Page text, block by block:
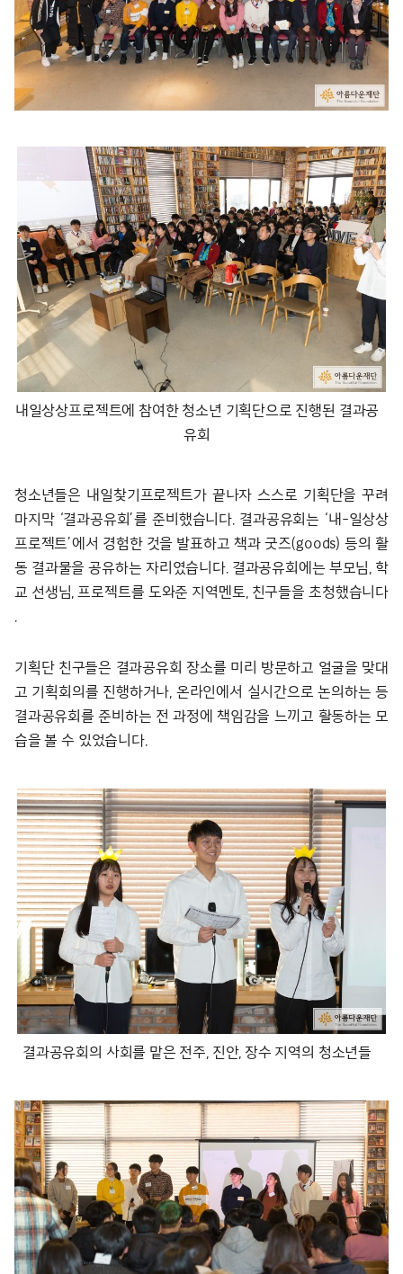
내일상상프로젝트에 참여한 청소년 기획단으로 진행된 결과공
유회
청소년들은 내일찾기프로젝트가 끝나자 스스로 기획단을 꾸려
마지막 ‘결과공유회’를 준비했습니다. 결과공유회는 ‘내-일상상
프로젝트’에서 경험한 것을 발표하고 책과 굿즈(goods) 등의 활
동 결과물을 공유하는 자리였습니다. 결과공유회에는 부모님, 학
교 선생님, 프로젝트를 도와준 지역멘토, 친구들을 초청했습니다
기획단 친구들은 결과공유회 장소를 미리 방문하고 얼굴을 맞대
고 기획회의를 진행하거나, 온라인에서 실시간으로 논의하는 등
결과공유회를 준비하는 전 과정에 책임감을 느끼고 활동하는 모
습을 볼 수 있었습니다.
결과공유회의 사회를 맡은 전주, 진안, 장수 지역의 청소년들